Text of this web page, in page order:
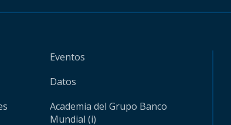
Eventos
Datos
Academia del Grupo Banco
Mundial (i)